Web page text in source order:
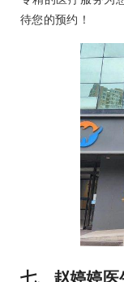
待您的预约！
七、赵婷婷